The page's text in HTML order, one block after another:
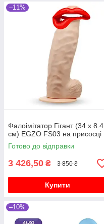
–11%
Фалоімітатор Гігант (34 х 8.4
см) EGZO FS03 на присосці
Готово до відправки
3 426,50 ₴ 3 850 ₴
Купити
–10%